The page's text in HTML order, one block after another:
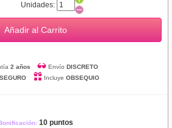
Unidades:
Añadir al Carrito
2 años Envío DISCRETO
SEGURO Incluye OBSEQUIO
10 puntos